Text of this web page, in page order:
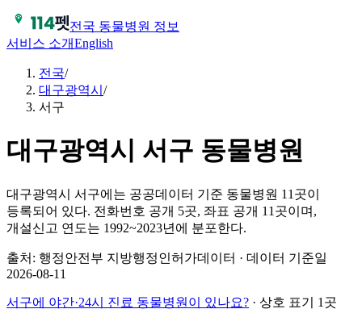
전국 동물병원 정보
서비스 소개English
전국/
대구광역시 /
서구
대구광역시 서구 동물병원
대구광역시 서구에는 공공데이터 기준 동물병원 11곳이
등록되어 있다. 전화번호 공개 5곳, 좌표 공개 11곳이며,
개설신고 연도는 1992~2023년에 분포한다.
출처: 행정안전부 지방행정인허가데이터 · 데이터 기준일
2026-08-11
서구에 야간·24시 진료 동물병원이 있나요? · 상호 표기 1곳